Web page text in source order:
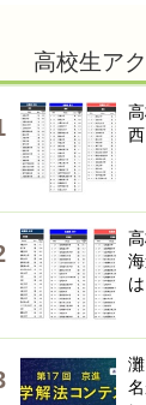
高校生ア